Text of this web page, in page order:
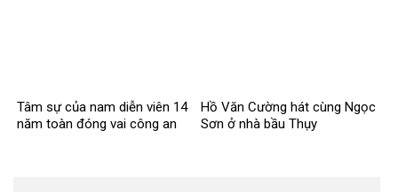
Tâm sự của nam diễn viên 14
năm toàn đóng vai công an
Hồ Văn Cường hát cùng Ngọc
Sơn ở nhà bầu Thụy